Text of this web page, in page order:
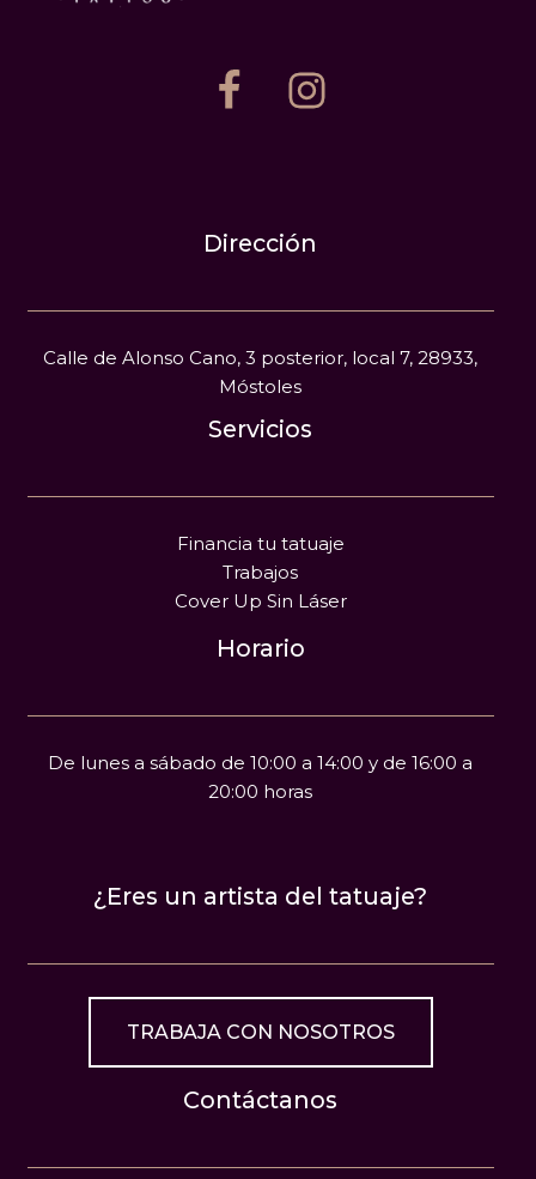
Dirección
Calle de Alonso Cano, 3 posterior, local 7, 28933,
Móstoles
Servicios
Financia tu tatuaje
Trabajos
Cover Up Sin Láser
Horario
De lunes a sábado de 10:00 a 14:00 y de 16:00 a
20:00 horas
¿Eres un artista del tatuaje?
TRABAJA CON NOSOTROS
Contáctanos